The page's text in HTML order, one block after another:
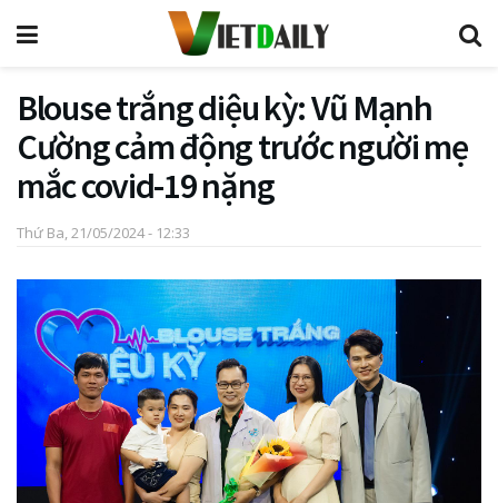
Blouse trắng diệu kỳ: Vũ Mạnh
Cường cảm động trước người mẹ
mắc covid-19 nặng
Thứ Ba, 21/05/2024 - 12:33